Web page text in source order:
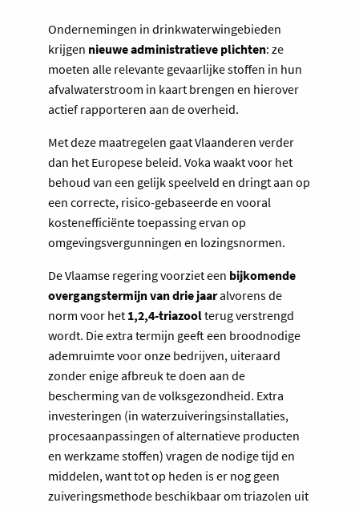
Ondernemingen in drinkwaterwingebieden
krijgen nieuwe administratieve plichten: ze
moeten alle relevante gevaarlijke stoffen in hun
afvalwaterstroom in kaart brengen en hierover
actief rapporteren aan de overheid.
Met deze maatregelen gaat Vlaanderen verder
dan het Europese beleid. Voka waakt voor het
behoud van een gelijk speelveld en dringt aan op
een correcte, risico-gebaseerde en vooral
kostenefficiënte toepassing ervan op
omgevingsvergunningen en lozingsnormen.
De Vlaamse regering voorziet een bijkomende
overgangstermijn van drie jaaralvorens de
norm voor het 1,2,4-triazoolterug verstrengd
wordt. Die extra termijn geeft een broodnodige
ademruimte voor onze bedrijven, uiteraard
zonder enige afbreuk te doen aan de
bescherming van de volksgezondheid. Extra
investeringen (in waterzuiveringsinstallaties,
procesaanpassingen of alternatieve producten
en werkzame stoffen) vragen de nodige tijd en
middelen, want tot op heden is er nog geen
zuiveringsmethode beschikbaar om triazolen uit